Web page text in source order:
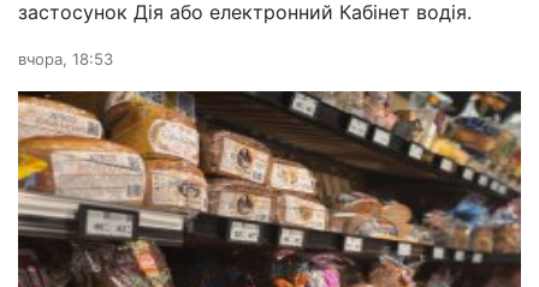
застосунок Дія або електронний Кабінет водія.
вчора, 18:53